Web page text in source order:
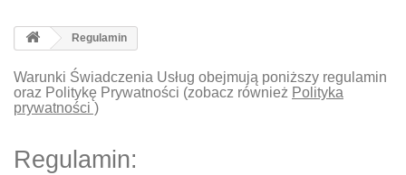
Regulamin
Warunki Świadczenia Usług obejmują poniższy regulamin
oraz Politykę Prywatności (zobacz również Polityka
prywatności )
Regulamin: